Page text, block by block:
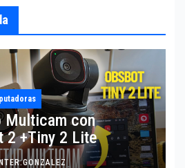
Multicam con
2 +Tiny 2 Lite